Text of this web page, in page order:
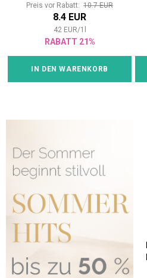
Preis vor Rabatt: 10.7 EUR
8.4 EUR
42 EUR/1
RABATT 21%
IN DEN WARENKORB